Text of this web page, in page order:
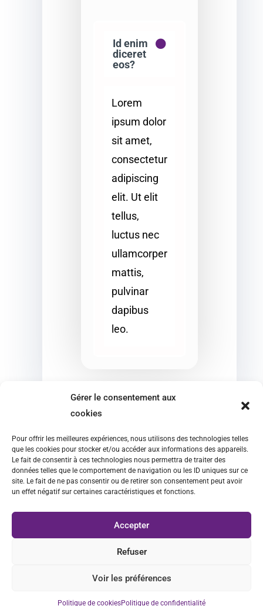
Gérer le consentement aux
cookies
Pour offrir les meilleures expériences, nous utilisons des technologies telles
que les cookies pour stocker et/ou accéder aux informations des appareils.
Le fait de consentir à ces technologies nous permettra de traiter des
données telles que le comportement de navigation ou les ID uniques sur ce
site. Le fait de ne pas consentir ou de retirer son consentement peut avoir
un effet négatif sur certaines caractéristiques et fonctions.
Accepter
Refuser
Voir les préférences
Politique de cookiesPolitique de confidentialité
Id enim
diceret
eos?
Lorem
ipsum dolor
sit amet,
consectetur
adipiscing
elit. Ut elit
tellus,
luctus nec
ullamcorper
mattis,
pulvinar
dapibus
leo.
Copyright © 2026 Tekwave